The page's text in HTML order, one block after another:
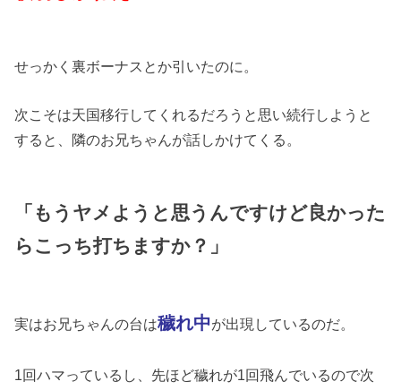
せっかく裏ボーナスとか引いたのに。
次こそは天国移行してくれるだろうと思い続行しようと
すると、隣のお兄ちゃんが話しかけてくる。
「もうヤメようと思うんですけど良かった
らこっち打ちますか？」
実はお兄ちゃんの台は穢れ中が出現しているのだ。
1回ハマっているし、先ほど穢れが1回飛んでいるので次